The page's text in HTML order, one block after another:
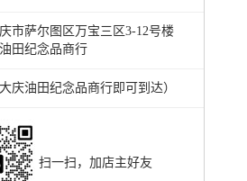
市萨尔图区万宝三区3-12号楼
田纪念品商行
庆油田纪念品商行即可到达）
扫一扫，加店主好友